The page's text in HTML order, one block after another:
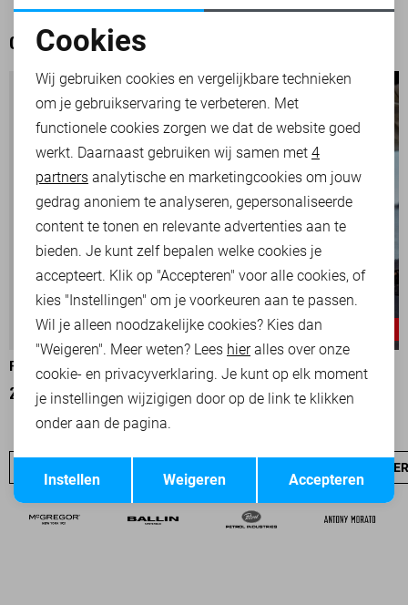
OOK HET BEKIJKEN WAARD
-50%
PME LEGEND T-SHIRT
25,00 49,99
PME LEGEND T-SHIRT
28,00 39,99
PME LEGEND
Noodzakelijke cookies
Personalisatie cookies
Analytische cookies
Marketing cookies
Opslaan
Cookies
Wij gebruiken cookies en vergelijkbare technieken
om je gebruikservaring te verbeteren. Met
functionele cookies zorgen we dat de website goed
werkt. Daarnaast gebruiken wij samen met 4
partners analytische en marketingcookies om jouw
gedrag anoniem te analyseren, gepersonaliseerde
content te tonen en relevante advertenties aan te
bieden. Je kunt zelf bepalen welke cookies je
accepteert. Klik op "Accepteren" voor alle cookies, of
kies "Instellingen" om je voorkeuren aan te passen.
Wil je alleen noodzakelijke cookies? Kies dan
"Weigeren". Meer weten? Lees hieralles over onze
cookie- en privacyverklaring. Je kunt op elk moment
je instellingen wijzigigen door op de link te klikken
onder aan de pagina.
Accepteren
Weigeren
Instellen